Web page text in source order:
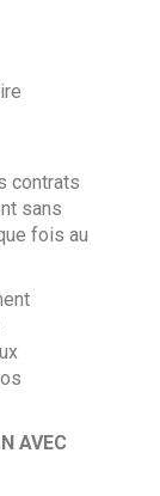
contrats
sans
fois au
AVEC